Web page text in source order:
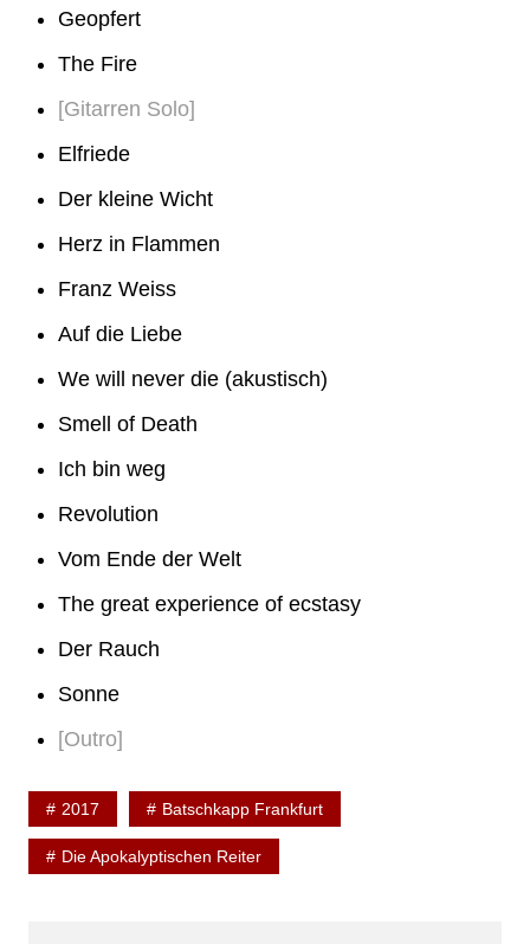
Geopfert
The Fire
[Gitarren Solo]
Elfriede
Der kleine Wicht
Herz in Flammen
Franz Weiss
Auf die Liebe
We will never die (akustisch)
Smell of Death
Ich bin weg
Revolution
Vom Ende der Welt
The great experience of ecstasy
Der Rauch
Sonne
[Outro]
2017 Batschkapp Frankfurt
Die Apokalyptischen Reiter